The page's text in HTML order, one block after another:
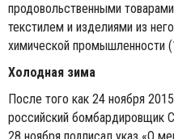
продовольственными
текстилем и изделиями из
химической промышленности
Холодная зима
После того как 24 ноября
российский бомбардировщик